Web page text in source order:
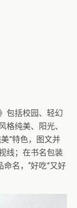
包括校园、轻幻
格纯美、阳光、
”特色，图文并
线；在书名包装
名，“好吃”又好